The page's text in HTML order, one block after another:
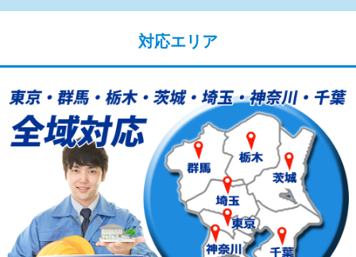
業)
給水管工事※（塩ビ管（VP・HI）使
用/3ｍまで)
33,000円
給水管工事※（塩ビ管（VP・HI）使
用（追加）/3ｍ超え)
+8,800円
給水管工事※（ライニング鋼管・銅
管・ポリ管・HT管使用/3ｍまで)
44,000円
給水管工事※（ライニング鋼管・銅
+8,800円
対応エリア